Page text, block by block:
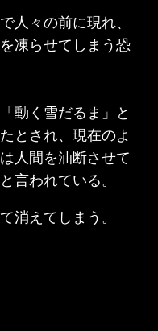
人々の前に現れ、
凍らせてしまう恐
動く雪だるま」と
とされ、現在のよ
人間を油断させて
言われている。
消えてしまう。